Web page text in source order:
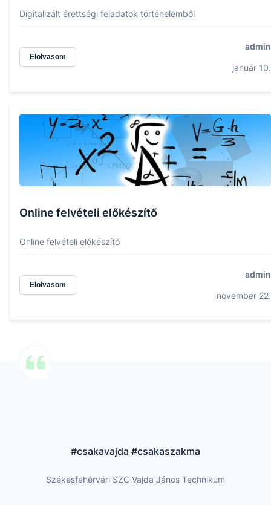
Digitalizált érettségi feladatok történelemből
Elolvasom
admin
január 10.
Online felvételi előkészítő
Online felvételi előkészítő
Elolvasom
admin
november 22.
#csakavajda #csakaszakma
Székesfehérvári SZC Vajda János Technikum